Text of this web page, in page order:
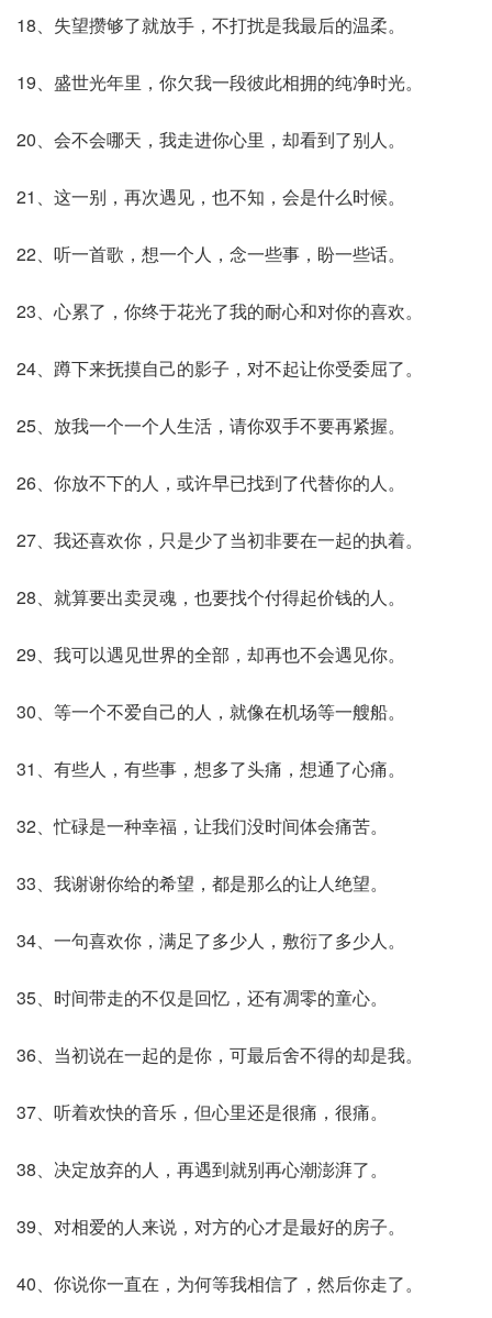
18、失望攒够了就放手，不打扰是我最后的温柔。
19、盛世光年里，你欠我一段彼此相拥的纯净时光。
20、会不会哪天，我走进你心里，却看到了别人。
21、这一别，再次遇见，也不知，会是什么时候。
22、听一首歌，想一个人，念一些事，盼一些话。
23、心累了，你终于花光了我的耐心和对你的喜欢。
24、蹲下来抚摸自己的影子，对不起让你受委屈了。
25、放我一个一个人生活，请你双手不要再紧握。
26、你放不下的人，或许早已找到了代替你的人。
27、我还喜欢你，只是少了当初非要在一起的执着。
28、就算要出卖灵魂，也要找个付得起价钱的人。
29、我可以遇见世界的全部，却再也不会遇见你。
30、等一个不爱自己的人，就像在机场等一艘船。
31、有些人，有些事，想多了头痛，想通了心痛。
32、忙碌是一种幸福，让我们没时间体会痛苦。
33、我谢谢你给的希望，都是那么的让人绝望。
34、一句喜欢你，满足了多少人，敷衍了多少人。
35、时间带走的不仅是回忆，还有凋零的童心。
36、当初说在一起的是你，可最后舍不得的却是我。
37、听着欢快的音乐，但心里还是很痛，很痛。
38、决定放弃的人，再遇到就别再心潮澎湃了。
39、对相爱的人来说，对方的心才是最好的房子。
40、你说你一直在，为何等我相信了，然后你走了。